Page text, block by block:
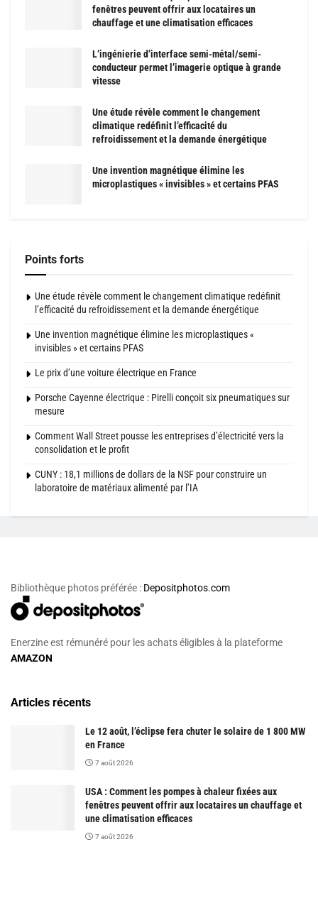
fenêtres peuvent offrir aux locataires un
chauffage et une climatisation efficaces
L’ingénierie d’interface semi-métal/semi-
conducteur permet l’imagerie optique à grande
vitesse
Une étude révèle comment le changement
climatique redéfinit l’efficacité du
refroidissement et la demande énergétique
Une invention magnétique élimine les
microplastiques « invisibles » et certains PFAS
Points forts
Une étude révèle comment le changement climatique redéfinit
l’efficacité du refroidissement et la demande énergétique
Une invention magnétique élimine les microplastiques «
invisibles » et certains PFAS
Le prix d’une voiture électrique en France
Porsche Cayenne électrique : Pirelli conçoit six pneumatiques sur
mesure
Comment Wall Street pousse les entreprises d’électricité vers la
consolidation et le profit
CUNY : 18,1 millions de dollars de la NSF pour construire un
laboratoire de matériaux alimenté par l’IA
Bibliothèque photos préférée : Depositphotos.com
Enerzine est rémunéré pour les achats éligibles à la plateforme
AMAZON
Articles récents
Le 12 août, l’éclipse fera chuter le solaire de 1 800 MW
en France
7 août 2026
USA : Comment les pompes à chaleur fixées aux
fenêtres peuvent offrir aux locataires un chauffage et
une climatisation efficaces
7 août 2026